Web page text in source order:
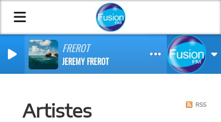
FREROT
JEREMY FREROT
Artistes RSS